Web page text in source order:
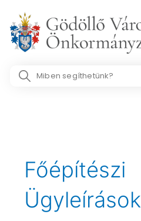
content
Search
Főépítészi
Ügyleírások